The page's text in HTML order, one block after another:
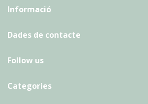
Informació
Dades de contacte
Follow us
Categories